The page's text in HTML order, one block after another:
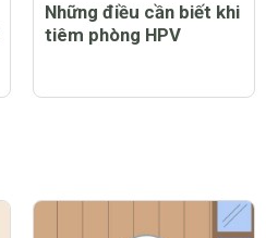
xác định đúng thời gian
vàng thụ thai